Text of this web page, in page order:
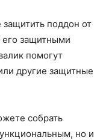
защитить поддон от
его защитными
помогут
другие защитные
собрать
но и